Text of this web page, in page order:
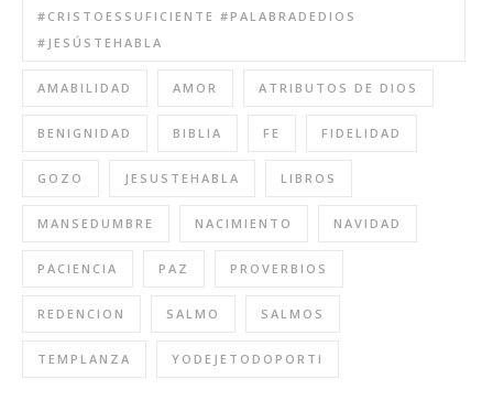
#CRISTOESSUFICIENTE #PALABRADEDIOS
#JESÚSTEHABLA
AMABILIDAD AMOR ATRIBUTOS DE DIOS
BENIGNIDAD BIBLIA FE FIDELIDAD
GOZO JESUSTEHABLA LIBROS
MANSEDUMBRE NACIMIENTO NAVIDAD
PACIENCIA PAZ PROVERBIOS
REDENCION SALMO SALMOS
TEMPLANZA YODEJETODOPORTI